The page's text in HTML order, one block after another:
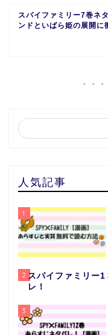
スパイファミリー7巻ネ
ンドといばら姫の展開に
人気記事
1
2 スパイファミリー1
レ！
3